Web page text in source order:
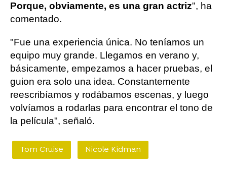
Porque, obviamente, es una gran actriz", ha
comentado.
"Fue una experiencia única. No teníamos un
equipo muy grande. Llegamos en verano y,
básicamente, empezamos a hacer pruebas, el
guion era solo una idea. Constantemente
reescribíamos y rodábamos escenas, y luego
volvíamos a rodarlas para encontrar el tono de
la película", señaló.
Tom Cruise Nicole Kidman